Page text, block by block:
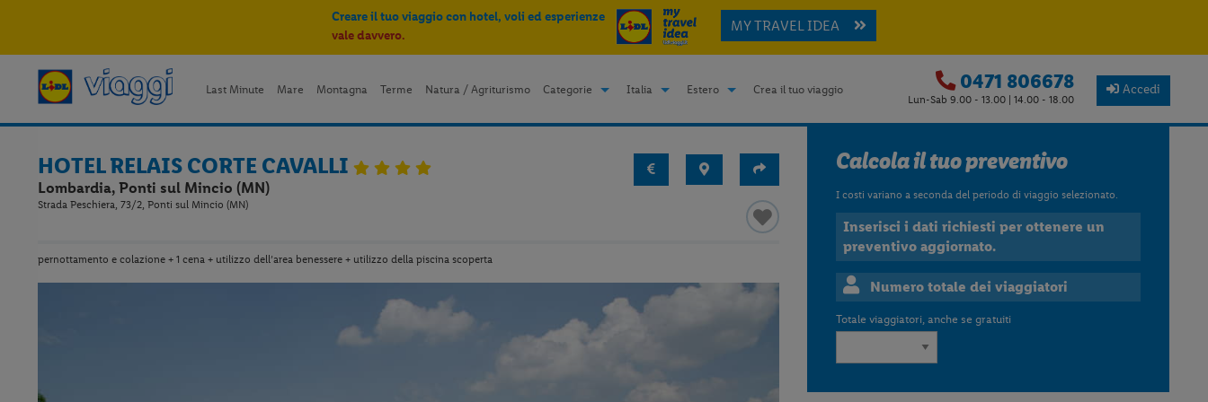
Creare il tuo viaggio con hotel, voli ed esperienze
vale davvero.
MY TRAVEL IDEA
Last Minute Mare Montagna Terme Natura / Agriturismo Categorie Italia Estero Crea il tuo viaggio 0471 806678
Lun-Sab 9.00 - 13.00 | 14.00 - 18.00
Accedi
HOTEL RELAIS CORTE CAVALLI
Lombardia, Ponti sul Mincio (MN)
Strada Peschiera, 73/2, Ponti sul Mincio (MN)
pernottamento e colazione + 1 cena + utilizzo dell’area benessere + utilizzo della piscina scoperta
Calcola il tuo preventivo
I costi variano a seconda del periodo di viaggio selezionato.
Inserisci i dati richiesti per ottenere un
preventivo aggiornato.
Numero totale dei viaggiatori
Totale viaggiatori, anche se gratuiti